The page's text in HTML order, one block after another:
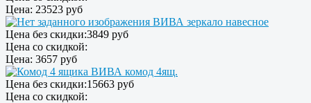
Цена: 23523 руб
ВИВА зеркало навесное
Цена без скидки:3849 руб
Цена со скидкой:
Цена: 3657 руб
ВИВА комод 4ящ.
Цена без скидки:15663 руб
Цена со скидкой: